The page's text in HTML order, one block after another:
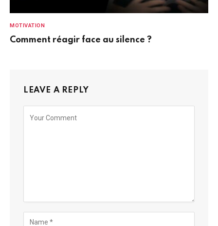
MOTIVATION
Comment réagir face au silence ?
LEAVE A REPLY